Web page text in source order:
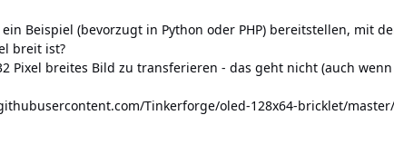
Beispiel (bevorzugt in Python oder PHP) bereitstellen, mit
breit ist?
Pixel breites Bild zu transferieren - das geht nicht (auch
Tinkerforge/oled-128x64-bricklet/